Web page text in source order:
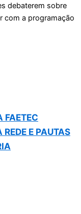
debaterem sobre
com a programação
FAETEC
E PAUTAS